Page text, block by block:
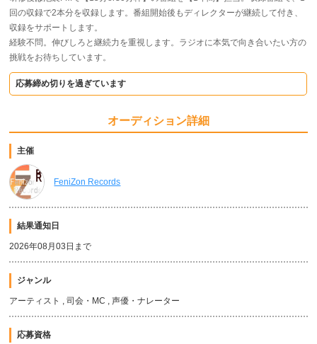
回の収録で2本分を収録します。番組開始後もディレクターが継続して付き、
収録をサポートします。
経験不問。伸びしろと継続力を重視します。ラジオに本気で向き合いたい方の
挑戦をお待ちしています。
応募締め切りを過ぎています
オーディション詳細
主催
FeniZon Records
結果通知日
2026年08月03日まで
ジャンル
アーティスト , 司会・MC , 声優・ナレーター
応募資格